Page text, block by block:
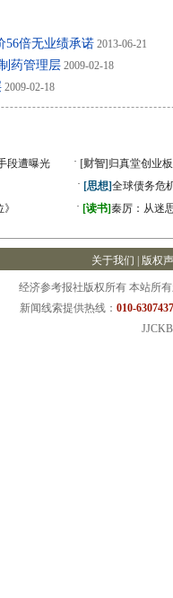
56倍无业绩承诺 2013-06-21
药管理层 2009-02-18
2009-02-18
段遭曝光 · [财智] 归真堂创业
· [思想]全球债务危
· [读书]秦厉：从迷
关于我们 版权
经济参考报社版权所有 本站所
新闻线索提供热线： 010-